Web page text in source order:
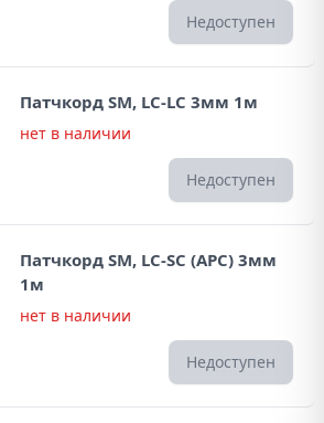
Недоступен
Патчкорд SM, LC-LC 3мм 1м
нет в наличии
Недоступен
Патчкорд SM, LC-SC (APC) 3мм
1м
нет в наличии
Недоступен